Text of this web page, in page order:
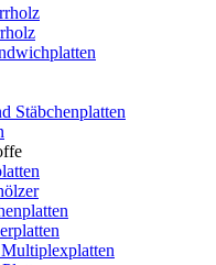
Stäbchenplatten